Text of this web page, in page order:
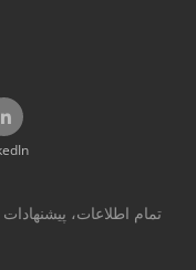
تمام اطلاعات،